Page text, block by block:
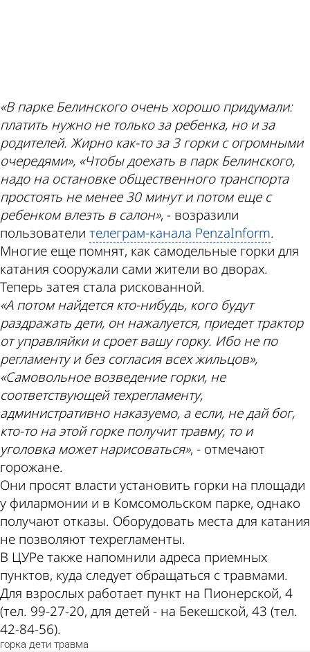
«В парке Белинского очень хорошо придумали:
платить нужно не только за ребенка, но и за
родителей. Жирно как-то за 3 горки с огромными
очередями», «Чтобы доехать в парк Белинского,
надо на остановке общественного транспорта
простоять не менее 30 минут и потом еще с
ребенком влезть в салон», - возразили
пользователи телеграм-канала PenzaInform.
Многие еще помнят, как самодельные горки для
катания сооружали сами жители во дворах.
Теперь затея стала рискованной.
«А потом найдется кто-нибудь, кого будут
раздражать дети, он нажалуется, приедет трактор
от управляйки и сроет вашу горку. Ибо не по
регламенту и без согласия всех жильцов»,
«Самовольное возведение горки, не
соответствующей техрегламенту,
административно наказуемо, а если, не дай бог,
кто-то на этой горке получит травму, то и
уголовка может нарисоваться», - отмечают
горожане.
Они просят власти установить горки на площади
у филармонии и в Комсомольском парке, однако
получают отказы. Оборудовать места для катания
не позволяют техрегламенты.
В ЦУРе также напомнили адреса приемных
пунктов, куда следует обращаться с травмами.
Для взрослых работает пункт на Пионерской, 4
(тел. 99-27-20, для детей - на Бекешской, 43 (тел.
42-84-56).
горка дети травма